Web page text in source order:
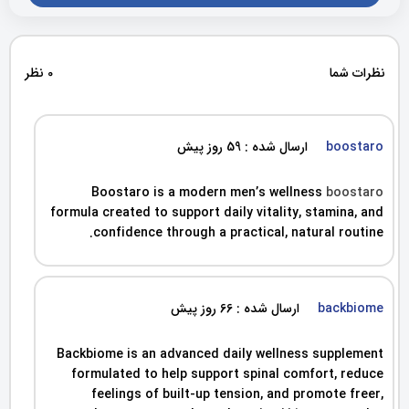
نظرات شما 0 نظر
boostaro ارسال شده : 59 روز پیش
Boostaro is a modern men’s wellness boostaro
formula created to support daily vitality, stamina, and
confidence through a practical, natural routine.
backbiome ارسال شده : 66 روز پیش
Backbiome is an advanced daily wellness supplement
formulated to help support spinal comfort, reduce
feelings of built-up tension, and promote freer,